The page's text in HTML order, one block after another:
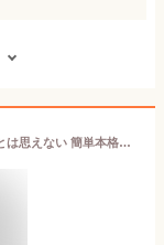
【ポイント最大10倍！】とろっとろっ！冷凍とは思えない 簡単本格茶碗蒸し 180g×10食 美味しい 茶碗蒸し 茶わん蒸し お取り寄せ 高級 冷凍 和風 和食 和惣菜 お惣菜 ギフト 日本料理 お惣菜ギフト 冷凍おかず 冷凍惣菜 冷凍総菜 冷凍茶碗蒸しの素